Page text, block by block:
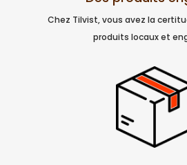
Chez Tilvist, vous avez la
produits locaux et